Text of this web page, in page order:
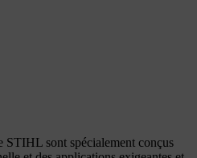
STIHL sont spécialement conçus